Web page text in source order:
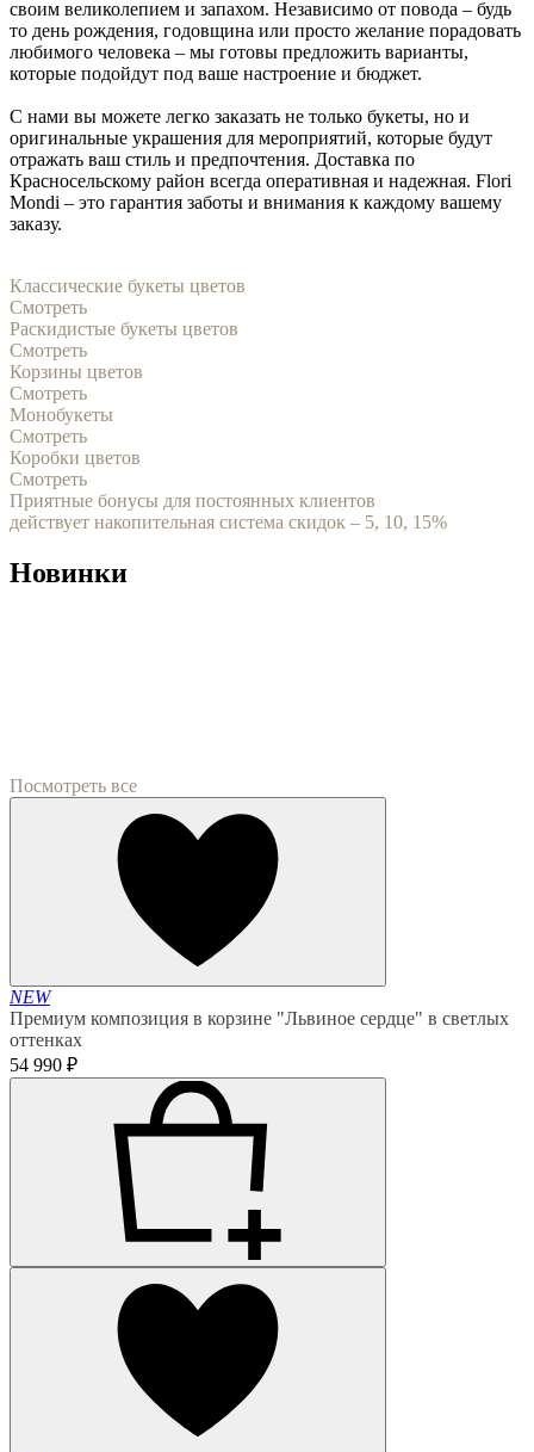
своим великолепием и запахом. Независимо от повода – будь
то день рождения, годовщина или просто желание порадовать
любимого человека – мы готовы предложить варианты,
которые подойдут под ваше настроение и бюджет.
С нами вы можете легко заказать не только букеты, но и
оригинальные украшения для мероприятий, которые будут
отражать ваш стиль и предпочтения. Доставка по
Красносельскому район всегда оперативная и надежная. Flori
Mondi – это гарантия заботы и внимания к каждому вашему
заказу.
Классические букеты цветов
Смотреть
Раскидистые букеты цветов
Смотреть
Корзины цветов
Смотреть
Монобукеты
Смотреть
Коробки цветов
Смотреть
Приятные бонусы для постоянных клиентов
действует накопительная система скидок – 5, 10, 15%
Новинки
Посмотреть все
NEW
Премиум композиция в корзине "Львиное сердце" в светлых
оттенках
54 990 ₽